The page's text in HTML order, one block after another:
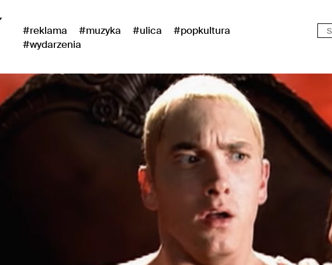
#reklama #muzyka #ulica
#popkultura
#wydarzenia